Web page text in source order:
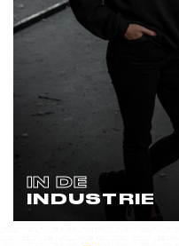
IN DE
INDUSTRIE